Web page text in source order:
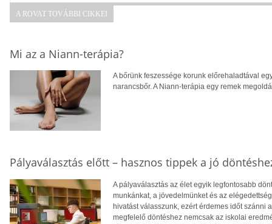
A ROVAT TOVÁBBI CIKKEI
Mi az a Niann-terápia?
A bőrünk feszessége korunk előrehaladtával
narancsbőr. A Niann-terápia egy remek
Pályaválasztás előtt – hasznos tippek a jó
A pályaválasztás az élet egyik legfontosabb
munkánkat, a jövedelmünket és az
hivatást válasszunk, ezért érdemes időt szánni
megfelelő döntéshez nemcsak az iskolai